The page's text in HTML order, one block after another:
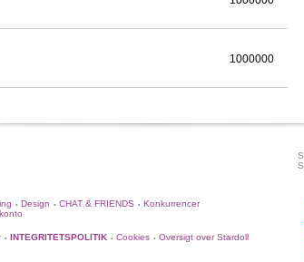
1000000
• Design • CHAT & FRIENDS • Konkurrencer
• INTEGRITETSPOLITIK • Cookies • Oversigt over Stardoll